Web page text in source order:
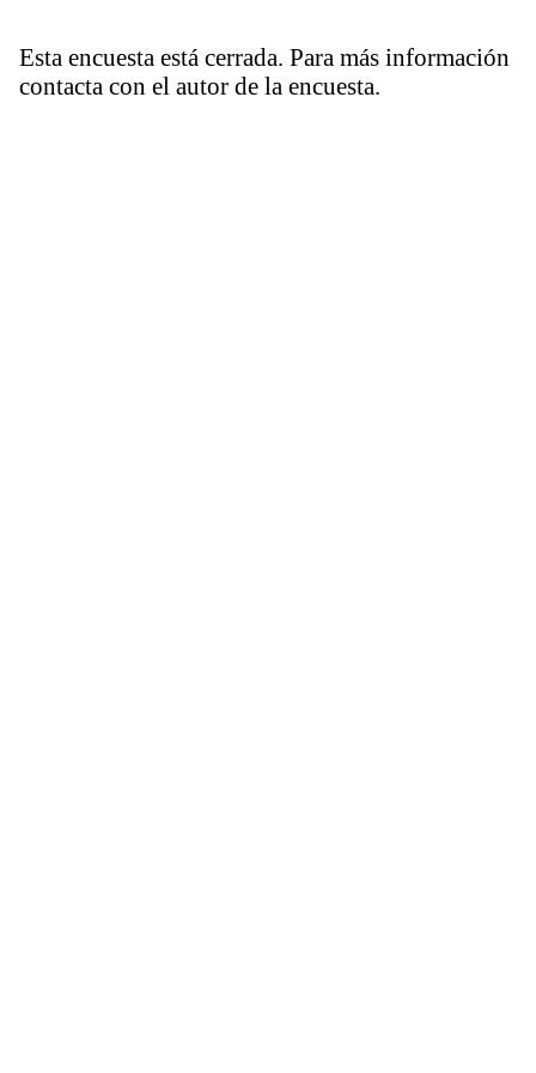
Esta encuesta está cerrada. Para más información
contacta con el autor de la encuesta.